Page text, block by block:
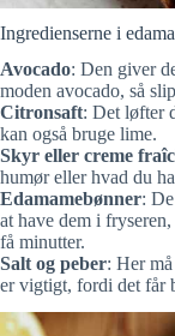
Ingredienserne i
Avocado: Den giver
moden avocado, så
Citronsaft: Det løfter
kan også bruge lime.
Skyr eller creme
humør eller hvad du
Edamamebønner:
at have dem i
få minutter.
Salt og peber: Her
er vigtigt, fordi det får